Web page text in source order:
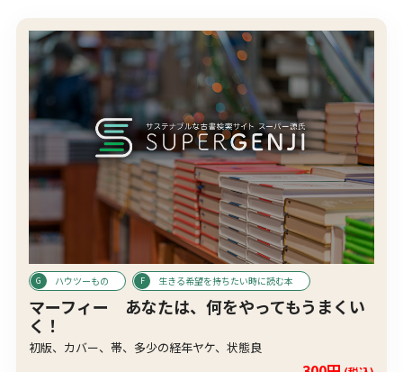
ハウツーもの 生きる希望を持ちたい時に読む本
マーフィー あなたは、何をやってもうまくい
く！
初版、カバー、帯、多少の経年ヤケ、状態良